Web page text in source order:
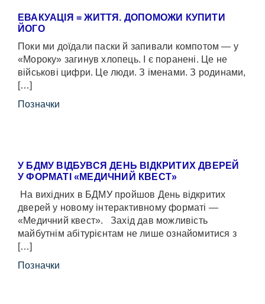
ЕВАКУАЦІЯ = ЖИТТЯ. ДОПОМОЖИ КУПИТИ
ЙОГО
Поки ми доїдали паски й запивали компотом — у
«Мороку» загинув хлопець. І є поранені. Це не
військові цифри. Це люди. З іменами. З родинами,
[…]
Позначки
У БДМУ ВІДБУВСЯ ДЕНЬ ВІДКРИТИХ ДВЕРЕЙ
У ФОРМАТІ «МЕДИЧНИЙ КВЕСТ»
На вихідних в БДМУ пройшов День відкритих
дверей у новому інтерактивному форматі —
«Медичний квест». Захід дав можливість
майбутнім абітурієнтам не лише ознайомитися з
[…]
Позначки